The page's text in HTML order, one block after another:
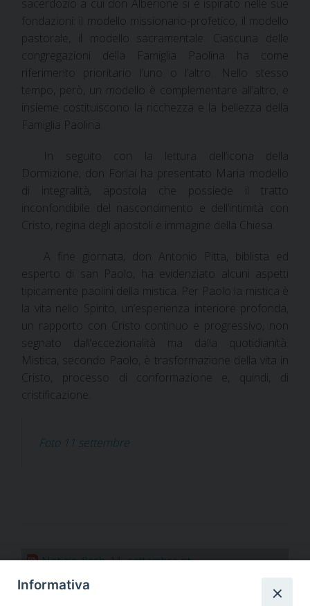
sacerdozio a cui don Alberione si è ispirato nelle sue
fondazioni: il modello missionario-profetico, il modello
pastorale, il modello sacramentale.
Ciascuna delle
congregazioni della Famiglia Paolina ha come
riferimento prioritario l’uno o l’altro. Nello stesso
tempo, però, un modello è complementare all’altro, e
insieme costituiscono la ricchezza e la bellezza della
Famiglia Paolina.
In seguito con la lettura dell’icona della
Dormizione, don Forlai ha presentato Maria modello
di integralità, apostola che possiede il tratto
inconfondibile del nascondimento e dell’intimità con
Cristo, regina degli apostoli e immagine della Chiesa.
A fine giornata, don Antonio Pitta, biblista ed
esperto di san Paolo, ha evidenziato alcuni aspetti
tipicamente paolini della mistica. Per Paolo la mistica è
la vita nello Spirito, un’esperienza interiore profonda,
un rapporto con Cristo continuo e progressivo, non
segnato dall’eccezionalità ma dalla quotidianità.
Mistica, secondo Paolo, è trasformazione della vita in
Cristo, processo di conformazione e, quindi, di
cristificazione.
Foto 11 settembre
Notizia_flash_11_settembre-pt
Notizia_flash_11_settembre-fr
Informativa